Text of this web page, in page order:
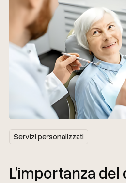
Servizi personalizzati
Servizi personalizzati
L’importanza